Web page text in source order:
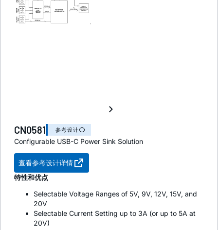
CN0581 参考设计
Configurable USB-C Power Sink Solution
查看参考设计详情
特性和优点
Selectable Voltage Ranges of 5V, 9V, 12V, 15V, and
20V
Selectable Current Setting up to 3A (or up to 5A at
20V)